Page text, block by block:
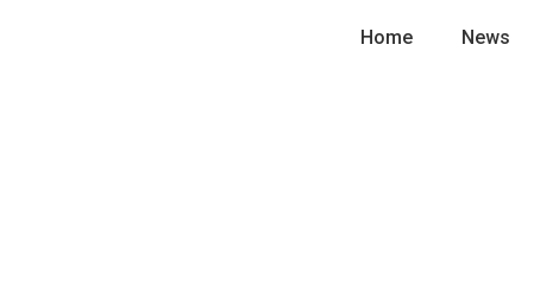
Home News